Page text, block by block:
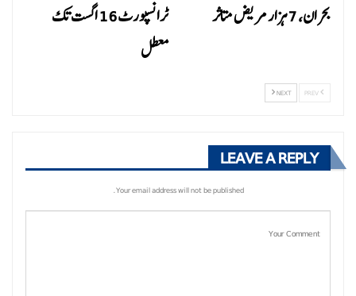
ٹرانسپورٹ 16 اگست تک
معطل
بحران، 7 ہزار مریض متاثر
NEXT
LEAVE A REPLY
Your email address will not be published.